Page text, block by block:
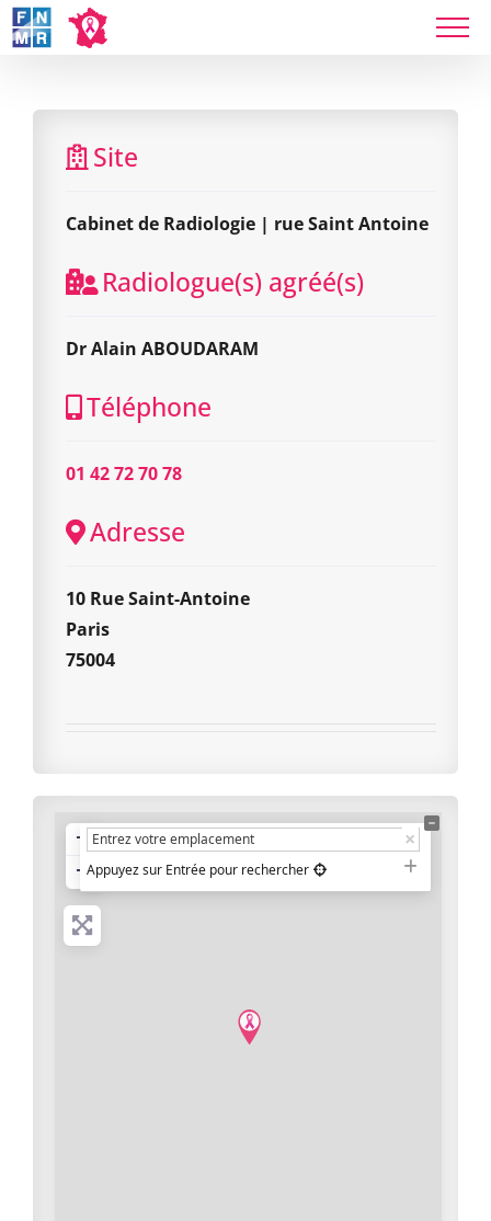
Skip
to
Site
Cabinet de Radiologie | rue Saint Antoine
Radiologue(s) agréé(s)
Dr Alain ABOUDARAM
Téléphone
01 42 72 70 78
Adresse
10 Rue Saint-Antoine
Paris
75004
+
−Appuyez sur Entrée pour rechercher